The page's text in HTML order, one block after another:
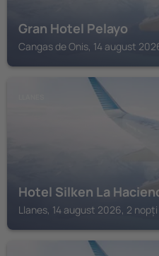
Gran Hotel Pelayo
Cangas de Onis, 14 august
Hotel Silken La
Llanes, 14 august 2026, 2 nopți